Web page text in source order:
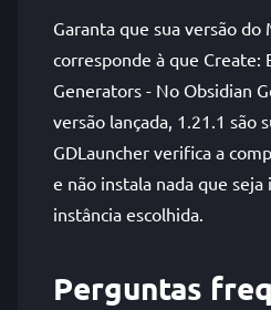
Garanta que sua versão do
corresponde à que Create:
Generators - No Obsidian
versão lançada, 1.21.1 são
GDLauncher verifica a
e não instala nada que
instância escolhida.
Perguntas